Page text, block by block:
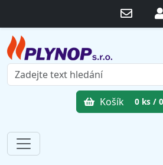
Košík 0 ks /